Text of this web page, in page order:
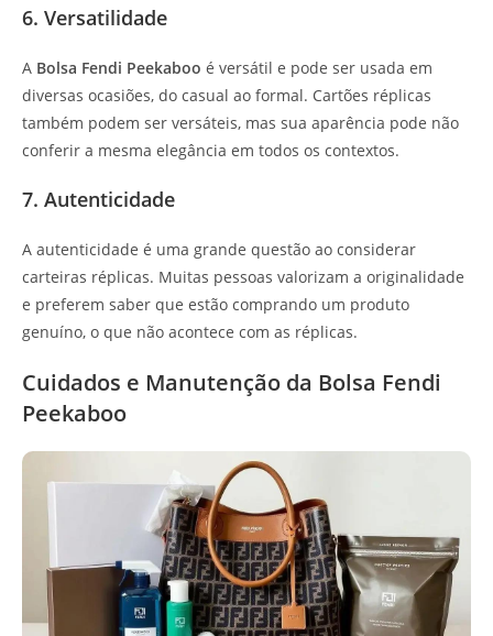
6. Versatilidade
A Bolsa Fendi Peekaboo é versátil e pode ser usada em
diversas ocasiões, do casual ao formal. Cartões réplicas
também podem ser versáteis, mas sua aparência pode não
conferir a mesma elegância em todos os contextos.
7. Autenticidade
A autenticidade é uma grande questão ao considerar
carteiras réplicas. Muitas pessoas valorizam a originalidade
e preferem saber que estão comprando um produto
genuíno, o que não acontece com as réplicas.
Cuidados e Manutenção da Bolsa Fendi
Peekaboo